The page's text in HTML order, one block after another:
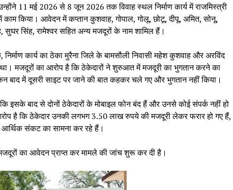
11 मई 2026 से 8 जून 2026 तक विवाह स्थल निर्माण कार्य में राजमिस्त्री
किया। आवेदन में कप्तान कुशवाह, गोपाल, गोलू, छोटू, दीपू, अमित, सोनू,
सुघर सिंह, रामेश्वर सहित अन्य मजदूरों के नाम शामिल हैं।
कार्य का ठेका मुरैना जिले के बामसौली निवासी महेश कुशवाह और अरविंद
मजदूरों का आरोप है कि ठेकेदारों ने शुरुआत में मजदूरी का भुगतान करने का
बाद में दूसरी साइट पर जाने की बात कहकर चले गए और भुगतान नहीं किया।
इसके बाद से दोनों ठेकेदारों के मोबाइल फोन बंद हैं और उनसे कोई संपर्क नहीं हो
है कि ठेकेदार उनकी लगभग 3.50 लाख रुपये की मजदूरी लेकर फरार हो गए हैं,
संकट का सामना कर रहे हैं।
का आवेदन प्राप्त कर मामले की जांच शुरू कर दी है।